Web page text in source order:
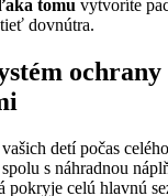
tomu vytvoríte
dovnútra.
detí počas
s náhradnou
pokryje celú hlavnú